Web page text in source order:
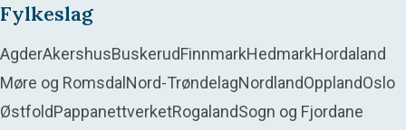
Fylkeslag
AgderAkershusBuskerudFinnmarkHedmarkHordaland
Møre og Romsdal Nord-TrøndelagNordlandOpplandOslo
ØstfoldPappanettverketRogalandSogn og Fjordane